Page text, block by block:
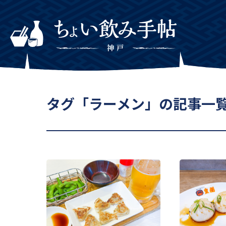
タグ「ラーメン」の記事一